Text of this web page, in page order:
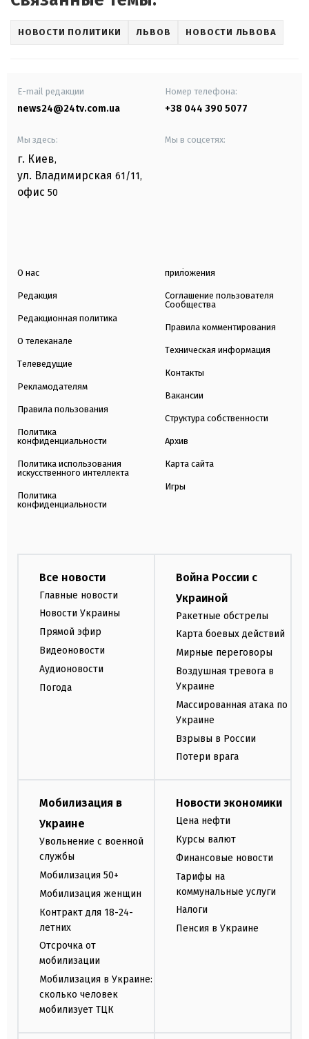
НОВОСТИ ПОЛИТИКИ ЛЬВОВ НОВОСТИ ЛЬВОВА
E-mail редакции
news24@24tv.com.ua
Номер телефона:
+38 044 390 5077
Мы здесь:
г. Киев,
ул. Владимирская 61/11,
офис 50
Мы в соцсетях:
О нас
Редакция
Редакционная политика
О телеканале
Телеведущие
Рекламодателям
Правила пользования
Политика
конфиденциальности
Политика использования
искусственного интеллекта
Политика
конфиденциальности
приложения
Соглашение пользователя
Сообщества
Правила комментирования
Техническая информация
Контакты
Вакансии
Структура собственности
Архив
Карта сайта
Игры
Все новости
Главные новости
Новости Украины
Прямой эфир
Видеоновости
Аудионовости
Погода
Война России с
Украиной
Ракетные обстрелы
Карта боевых действий
Мирные переговоры
Воздушная тревога в
Украине
Массированная атака по
Украине
Взрывы в России
Потери врага
Мобилизация в
Украине
Увольнение с военной
службы
Мобилизация 50+
Мобилизация женщин
Контракт для 18-24-
летних
Отсрочка от
мобилизации
Мобилизация в Украине:
сколько человек
мобилизует ТЦК
Новости экономики
Цена нефти
Курсы валют
Финансовые новости
Тарифы на
коммунальные услуги
Налоги
Пенсия в Украине